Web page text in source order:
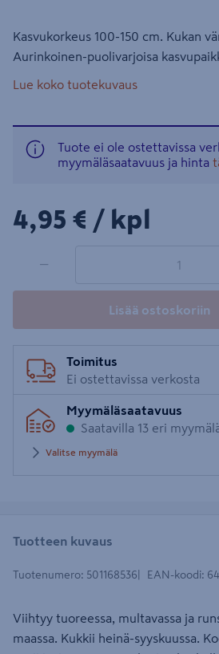
Kasvukorkeus 100-150 cm. Kukan
Aurinkoinen-puolivarjoisa
Lue koko tuotekuvaus
Tuote ei ole ostettavissa
myymäläsaatavuus ja hinta
4,95€/kpl
4,95 € / kpl
−
Lisää ostoskoriin
Toimitus
Ei ostettavissa verkosta
Myymäläsaatavuus
Saatavilla 13 eri
Valitse myymälä
Tuotteen kuvaus
Tuotenumero: 501168536 EAN-koodi:
Viihtyy tuoreessa, multavassa ja
maassa. Kukkii heinä-syyskuussa.